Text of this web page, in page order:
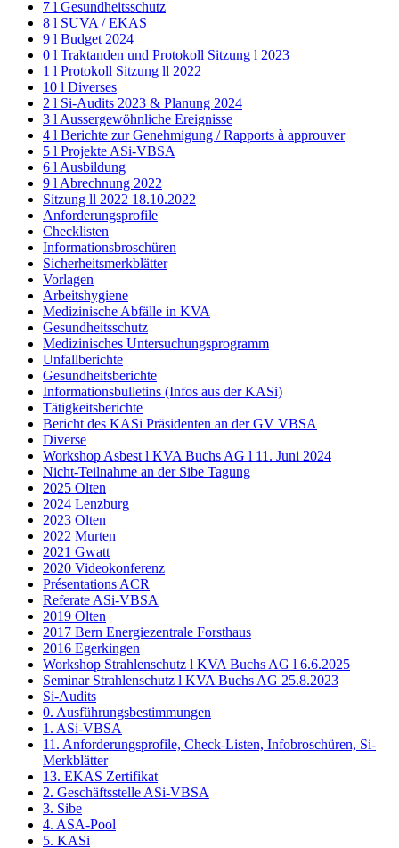
7 l Gesundheitsschutz
8 l SUVA / EKAS
9 l Budget 2024
0 l Traktanden und Protokoll Sitzung l 2023
1 l Protokoll Sitzung ll 2022
10 l Diverses
2 l Si-Audits 2023 & Planung 2024
3 l Aussergewöhnliche Ereignisse
4 l Berichte zur Genehmigung / Rapports à approuver
5 l Projekte ASi-VBSA
6 l Ausbildung
9 l Abrechnung 2022
Sitzung ll 2022 18.10.2022
Anforderungsprofile
Checklisten
Informationsbroschüren
Sicherheitsmerkblätter
Vorlagen
Arbeitshygiene
Medizinische Abfälle in KVA
Gesundheitsschutz
Medizinisches Untersuchungsprogramm
Unfallberichte
Gesundheitsberichte
Informationsbulletins (Infos aus der KASi)
Tätigkeitsberichte
Bericht des KASi Präsidenten an der GV VBSA
Diverse
Workshop Asbest l KVA Buchs AG l 11. Juni 2024
Nicht-Teilnahme an der Sibe Tagung
2025 Olten
2024 Lenzburg
2023 Olten
2022 Murten
2021 Gwatt
2020 Videokonferenz
Présentations ACR
Referate ASi-VBSA
2019 Olten
2017 Bern Energiezentrale Forsthaus
2016 Egerkingen
Workshop Strahlenschutz l KVA Buchs AG l 6.6.2025
Seminar Strahlenschutz l KVA Buchs AG 25.8.2023
Si-Audits
0. Ausführungsbestimmungen
1. ASi-VBSA
11. Anforderungsprofile, Check-Listen, Infobroschüren, Si-
Merkblätter
13. EKAS Zertifikat
2. Geschäftsstelle ASi-VBSA
3. Sibe
4. ASA-Pool
5. KASi